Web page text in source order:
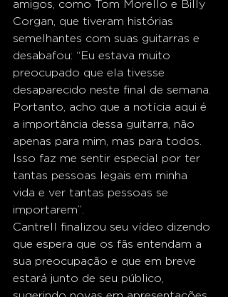
amigos, como Tom Morello e Billy
Corgan, que tiveram histórias
semelhantes com suas guitarras e
desabafou: “Eu estava muito
preocupado que ela tivesse
desaparecido neste final de semana.
Portanto, acho que a notícia aqui é
a importância dessa guitarra, não
apenas para mim, mas para todos.
Isso faz me sentir especial por ter
tantas pessoas legais em minha
vida e ver tantas pessoas se
importarem”.
Cantrell finalizou seu vídeo dizendo
que espera que os fãs entendam a
sua preocupação e que em breve
estará junto de seu público,